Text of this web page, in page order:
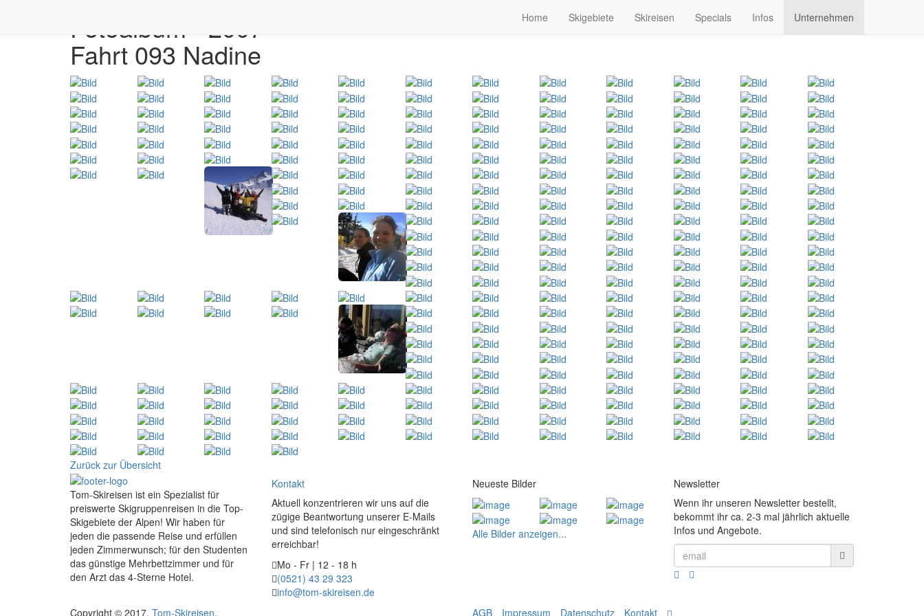
Home Skigebiete Skireisen Specials Infos Unternehmen
Fotoalbum - 2007
Fahrt 093 Nadine
Zurück zur Übersicht
Tom-Skireisen ist ein Spezialist für
preiswerte Skigruppenreisen in die Top-
Skigebiete der Alpen! Wir haben für
jeden die passende Reise und erfüllen
jeden Zimmerwunsch; für den Studenten
das günstige Mehrbettzimmer und für
den Arzt das 4-Sterne Hotel.
Kontakt
Aktuell konzentrieren wir uns auf die
zügige Beantwortung unserer E-Mails
und sind telefonisch nur eingeschränkt
erreichbar!
Mo - Fr | 12 - 18 h
(0521) 43 29 323
info@tom-skireisen.de
Neueste Bilder
Alle Bilder anzeigen...
Newsletter
Wenn ihr unseren Newsletter bestellt,
bekommt ihr ca. 2-3 mal jährlich aktuelle
Infos und Angebote.
AGB Impressum Datenschutz Kontakt
Copyright © 2017. Tom-Skireisen.